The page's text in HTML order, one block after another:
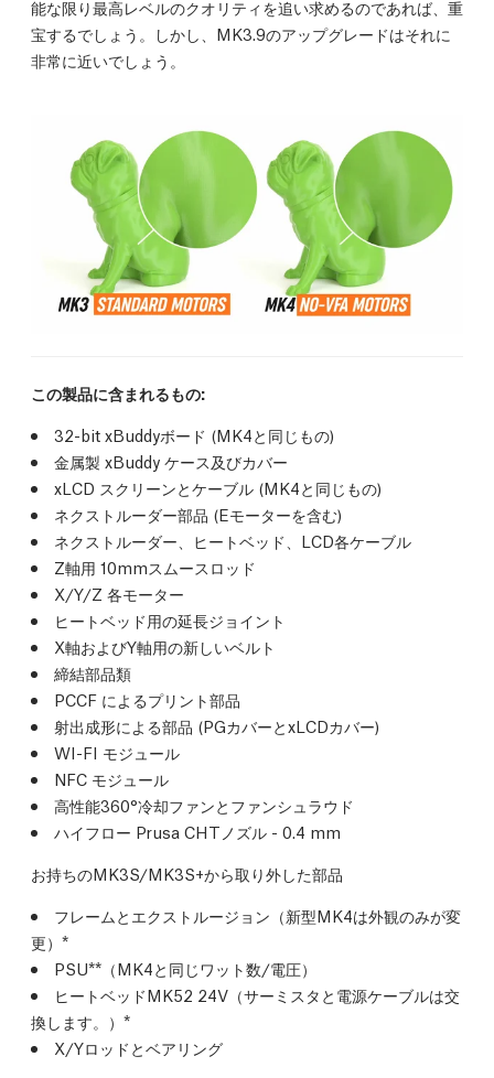
能な限り最高レベルのクオリティを追い求めるのであれば、重
宝するでしょう。しかし、MK3.9のアップグレードはそれに
非常に近いでしょう。
この製品に含まれるもの:
32-bit xBuddyボード (MK4と同じもの)
金属製 xBuddy ケース及びカバー
xLCD スクリーンとケーブル (MK4と同じもの)
ネクストルーダー部品 (Eモーターを含む)
ネクストルーダー、ヒートベッド、LCD各ケーブル
Z軸用 10mmスムースロッド
X/Y/Z 各モーター
ヒートベッド用の延長ジョイント
X軸およびY軸用の新しいベルト
締結部品類
PCCF によるプリント部品
射出成形による部品 (PGカバーとxLCDカバー)
WI-FI モジュール
NFC モジュール
高性能360°冷却ファンとファンシュラウド
ハイフロー Prusa CHTノズル - 0.4 mm
お持ちのMK3S/MK3S+から取り外した部品
フレームとエクストルージョン（新型MK4は外観のみが変
更）*
PSU**（MK4と同じワット数/電圧）
ヒートベッドMK52 24V（サーミスタと電源ケーブルは交
換します。）*
X/Yロッドとベアリング